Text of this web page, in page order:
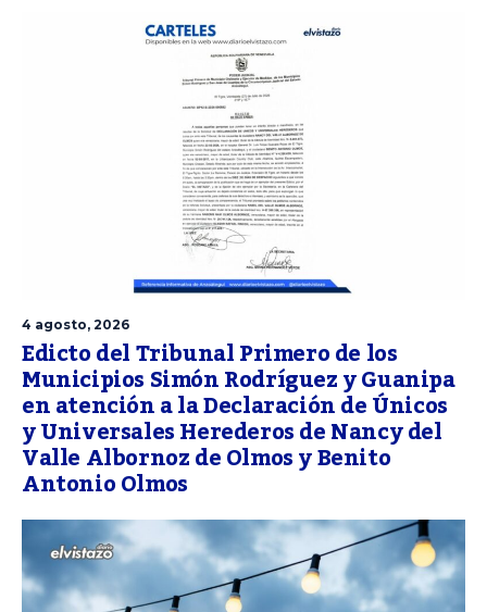
4 agosto, 2026
Edicto del Tribunal Primero de los
Municipios Simón Rodríguez y Guanipa
en atención a la Declaración de Únicos
y Universales Herederos de Nancy del
Valle Albornoz de Olmos y Benito
Antonio Olmos